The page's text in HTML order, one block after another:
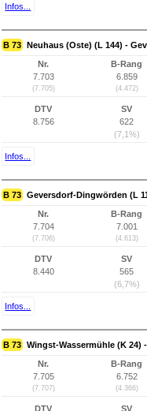
Infos...
B 73 Neuhaus (Oste) (L 144) -
Nr.
7.703
(7.705)
B-Rang
6.859
(4.472)
DTV
8.756
SV
622
(7,1%)
Infos...
B 73 Geversdorf-Dingwörden (L
Nr.
7.704
(7.706)
B-Rang
7.001
(4.613)
DTV
8.440
SV
565
(6,7%)
Infos...
B 73 Wingst-Wassermühle (K 24)
Nr.
7.705
(7.707)
B-Rang
6.752
(4.366)
DTV
SV